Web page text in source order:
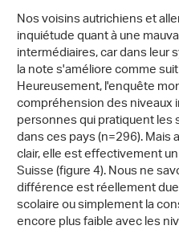
Nos voisins autrichiens et
inquiétude quant à une
intermédiaires, car dans
la note s'améliore comme suit
Heureusement, l'enquête
compréhension des niveaux
personnes qui pratiquent
dans ces pays (n=296).
clair, elle est effectivement
Suisse (figure 4). Nous ne
différence est réellement
scolaire ou simplement la
encore plus faible avec les